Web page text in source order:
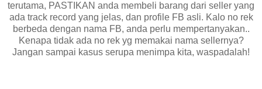
terutama, PASTIKAN anda membeli barang dari seller yang
ada track record yang jelas, dan profile FB asli. Kalo no rek
berbeda dengan nama FB, anda perlu mempertanyakan..
Kenapa tidak ada no rek yg memakai nama sellernya?
Jangan sampai kasus serupa menimpa kita, waspadalah!